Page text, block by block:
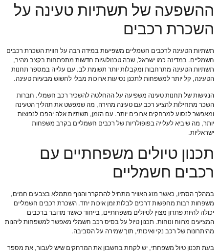
ההשפעה של תשתיות טעינה על
השכרת רכבים
תשתיות הטעינה לרכבים חשמליים משפיעות במידה רבה על חווית השכרת רכבים
חשמליים. במדינה כמו ישראל, שבה טכנולוגיות חדשות מתפתחות בקצב מהיר,
תשתיות הטעינה מתרחבות ומקבלות יותר תשומת לב. עם עלייה במספר תחנות
הטעינה, קל יותר למשפחות לתכנן נסיעות ארוכות מבלי לחשוש מבעיות טעינה.
הנגישות של תחנות טעינה משפיעה על ההחלטה להשכיר רכב חשמלי. חברות
השכר מתחילות להציע רכב עם טעינה מהירה, מה שמפשט את תהליך הטעינה
ומאפשר לנסוע למרחקים ארוכים יותר. עם הזמן, תשתיות אלה יהפכו לנפוצות
יותר, מה שיביא לעלייה בפופולריות של רכבים חשמליים בקרב משפחות
ישראליות.
תכנון טיולים משפחתיים עם
רכבים חשמליים
במהלך הסתיו, כאשר מזג האוויר מתחיל להתקרר והנוף מתמלא בצבעים חמים,
משפחות רבות מחפשות דרכים לבלות זמן איכות יחד. השכרת רכבים חשמליים
יכולה להיות פתרון מצוין לטיולים משפחתיים, בייחוד כאשר מדובר ברכבים
המציעים מרווח ונוחות. תכנון טיול על בסיס רכב חשמלי מאפשר למשפחות ליהנות
מהיתרונות של רכב נקי ואיכותי, תוך שמירה על הסביבה.
בעת תכנון טיול משפחתי, יש לקחת בחשבון את המרחקים שיש לעבור, את מספר